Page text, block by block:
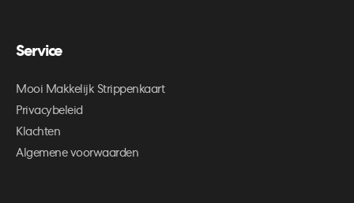
Service
Mooi Makkelijk Strippenkaart
Privacybeleid
Klachten
Algemene voorwaarden